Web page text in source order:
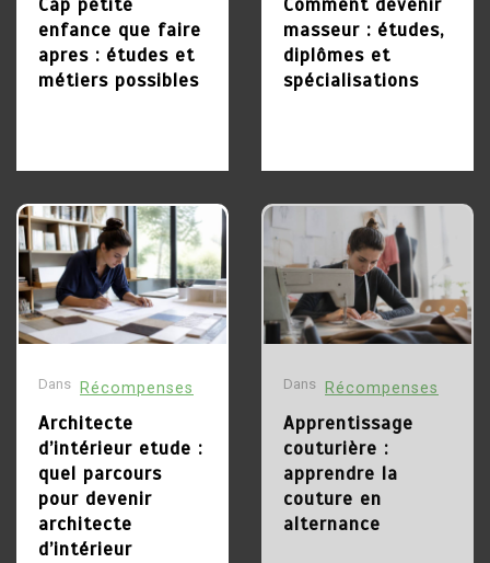
les débouchés
Devenir coiffeur :
formations, débouchés et
parcours pour réussir
16 mai 2026
Conseillère d orientation
formation : quel parcours
pour exercer ce métier
29 mai 2026
technique et recherché
27 mai 2026
Changer de metier mais
quoi faire : pistes pour
trouver sa voie
1 juin 2026
enfance que faire
apres : études et
métiers possibles
masseur : études,
diplômes et
spécialisations
Dans Récompenses
Architecte
d’intérieur etude :
quel parcours
pour devenir
architecte
d’intérieur
Dans Récompenses
Apprentissage
couturière :
apprendre la
couture en
alternance